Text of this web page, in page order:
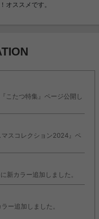
オススメです。
こたつ特集』ページ公開し
スコレクション2024』ペ
新カラー追加しました。
ー追加しました。